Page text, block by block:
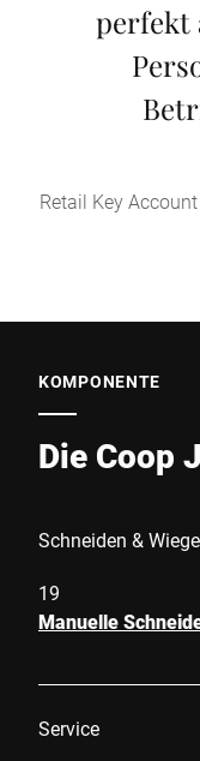
perfekt
Retail Key
KOMPONENTE
Die Coop
Schneiden &
19
Manuelle
Service